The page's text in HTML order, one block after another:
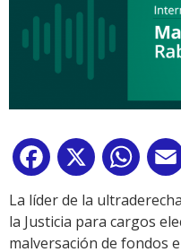
Facebook
X
La líder de la
la Justicia para cargos
malversación de fondos